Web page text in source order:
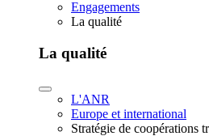
Engagements
La qualité
La qualité
L'ANR
Europe et international
Stratégie de coopérations